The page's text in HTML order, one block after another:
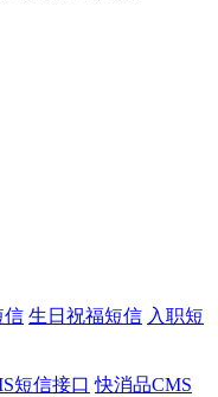
信 生日祝福短信 入职短
短信接口 快消品CMS